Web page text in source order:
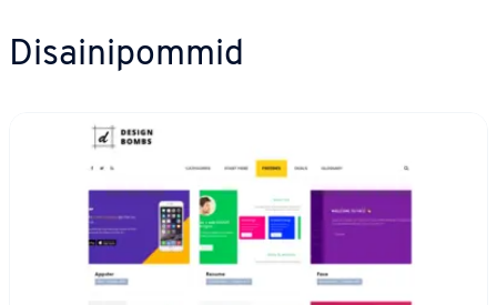
Di­sai­ni­pom­mid